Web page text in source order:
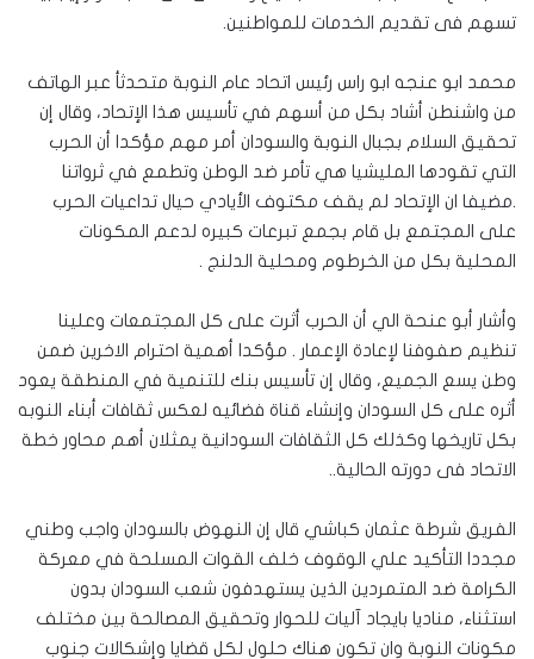
تسهم فى تقديم الخدمات للمواطنين.
محمد ابو عنجه ابو راس رئيس اتحاد عام النوبة متحدثأ عبر الهاتف
من واشنطن أشاد بكل من أسهم في تأسيس هذا الإتحاد، وقال إن
تحقيق السلام بجبال النوبة والسودان أمر مهم مؤكدا أن الحرب
التي تقودها المليشيا هي تأمر ضد الوطن وتطمع في ثرواتنا
.مضيفا ان الإتحاد لم يقف مكتوف الأيادي حيال تداعيات الحرب
على المجتمع بل قام بجمع تبرعات كبيره لدعم المكونات
المحلية بكل من الخرطوم ومحلية الدلنج .
وأشار أبو عنحة الي أن الحرب أثرت على كل المجتمعات وعلينا
تنظيم صفوفنا لإعادة الإعمار . مؤكدا أهمية احترام الاخرين ضمن
وطن يسع الجميع، وقال إن تأسيس بنك للتنمية في المنطقة يعود
أثره على كل السودان وإنشاء قناة فضائيه لعكس ثقافات أبناء النوبه
بكل تاريخها وكذلك كل الثقافات السودانية يمثلان أهم محاور خطة
الاتحاد فى دورته الحالية..
الفريق شرطة عثمان كباشي قال إن النهوض بالسودان واجب وطني
مجددا التأكيد علي الوقوف خلف القوات المسلحة في معركة
الكرامة ضد المتمردين الذين يستهدفون شعب السودان بدون
استثناء، مناديا بايجاد آليات للحوار وتحقيق المصالحة بين مختلف
مكونات النوبة وان تكون هناك حلول لكل قضايا وإشكالات جنوب